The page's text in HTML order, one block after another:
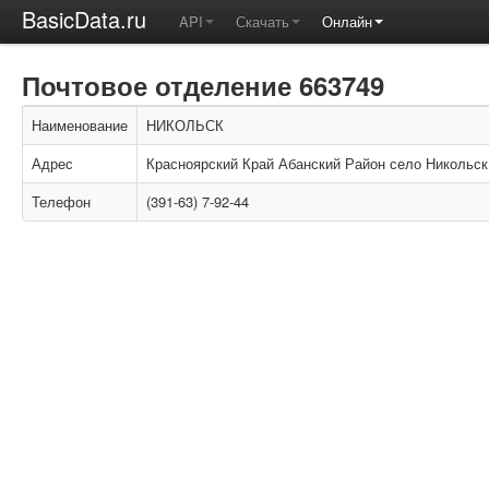
BasicData.ru API Скачать Онлайн
Почтовое отделение 663749
Наименование
НИКОЛЬСК
Адрес
Красноярский Край Абанский Район село
Телефон
(391-63) 7-92-44